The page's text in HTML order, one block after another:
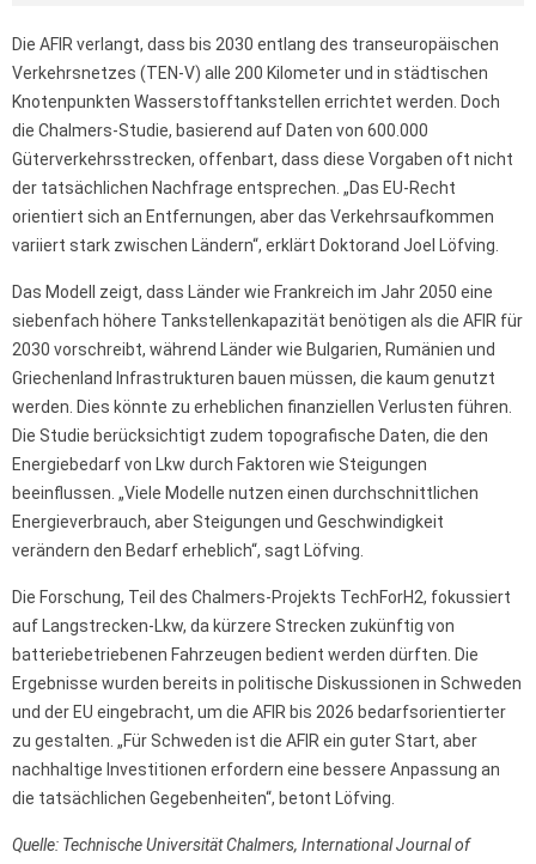
Die AFIR verlangt, dass bis 2030 entlang des transeuropäischen
Verkehrsnetzes (TEN-V) alle 200 Kilometer und in städtischen
Knotenpunkten Wasserstofftankstellen errichtet werden. Doch
die Chalmers-Studie, basierend auf Daten von 600.000
Güterverkehrsstrecken, offenbart, dass diese Vorgaben oft nicht
der tatsächlichen Nachfrage entsprechen. „Das EU-Recht
orientiert sich an Entfernungen, aber das Verkehrsaufkommen
variiert stark zwischen Ländern“, erklärt Doktorand Joel Löfving.
Das Modell zeigt, dass Länder wie Frankreich im Jahr 2050 eine
siebenfach höhere Tankstellenkapazität benötigen als die AFIR für
2030 vorschreibt, während Länder wie Bulgarien, Rumänien und
Griechenland Infrastrukturen bauen müssen, die kaum genutzt
werden. Dies könnte zu erheblichen finanziellen Verlusten führen.
Die Studie berücksichtigt zudem topografische Daten, die den
Energiebedarf von Lkw durch Faktoren wie Steigungen
beeinflussen. „Viele Modelle nutzen einen durchschnittlichen
Energieverbrauch, aber Steigungen und Geschwindigkeit
verändern den Bedarf erheblich“, sagt Löfving.
Die Forschung, Teil des Chalmers-Projekts TechForH2, fokussiert
auf Langstrecken-Lkw, da kürzere Strecken zukünftig von
batteriebetriebenen Fahrzeugen bedient werden dürften. Die
Ergebnisse wurden bereits in politische Diskussionen in Schweden
und der EU eingebracht, um die AFIR bis 2026 bedarfsorientierter
zu gestalten. „Für Schweden ist die AFIR ein guter Start, aber
nachhaltige Investitionen erfordern eine bessere Anpassung an
die tatsächlichen Gegebenheiten“, betont Löfving.
Quelle: Technische Universität Chalmers, International Journal of